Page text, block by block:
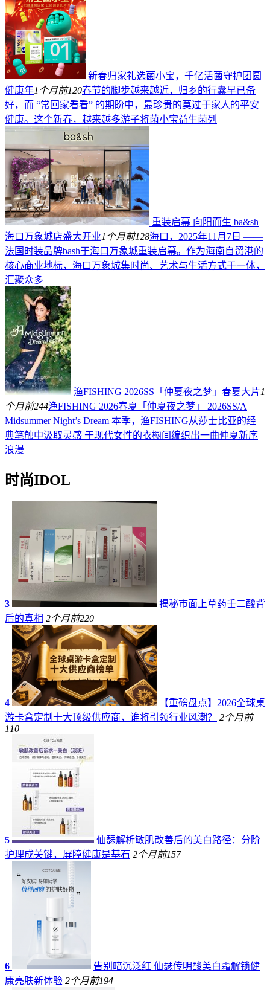
新春归家礼选菌小宝，千亿活菌守护团圆
健康年1个月前120春节的脚步越来越近，归乡的行囊早已备
好，而 “常回家看看” 的期盼中，最珍贵的莫过于家人的平安
健康。这个新春，越来越多游子将菌小宝益生菌列
重装启幕 向阳而生 ba&sh
海口万象城店盛大开业1个月前128海口，2025年11月7日 ——
法国时装品牌bash于海口万象城重装启幕。作为海南自贸港的
核心商业地标，海口万象城集时尚、艺术与生活方式于一体，
汇聚众多
渔FISHING 2026SS「仲夏夜之梦」春夏大片1
个月前244渔FISHING 2026春夏「仲夏夜之梦」 2026SS/A
Midsummer Night’s Dream 本季，渔FISHING从莎士比亚的经
典笔触中汲取灵感 于现代女性的衣橱间编织出一曲仲夏新序
浪漫
时尚IDOL
3
揭秘市面上草药壬二酸背
后的真相 2个月前220
4
【重磅盘点】2026全球桌
游卡盒定制十大顶级供应商，谁将引领行业风潮？
2个月前
110
5
仙瑟解析敏肌改善后的美白路径：分阶
护理成关键，屏障健康是基石 2个月前157
6
告别暗沉泛红 仙瑟传明酸美白霜解锁健
康亮肤新体验 2个月前194